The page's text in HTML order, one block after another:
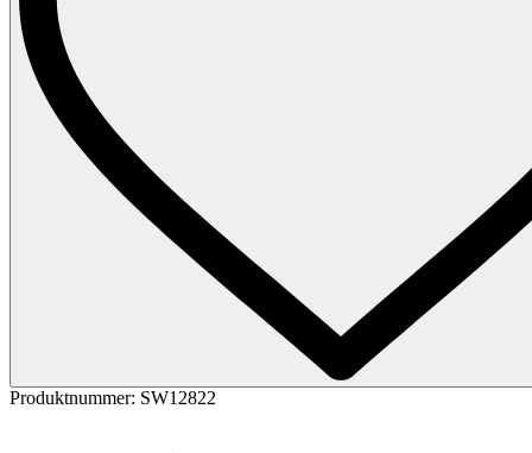
Produktnummer: SW12822